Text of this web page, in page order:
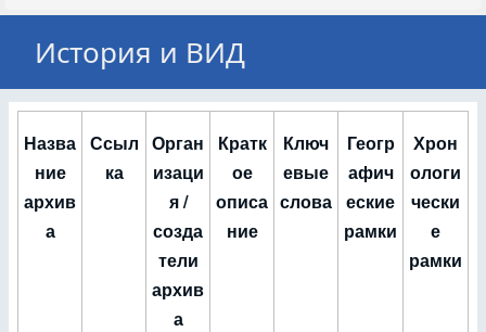
История и ВИД
Назва
ние
архив
а
Ссыл
ка
Орган
изаци
я /
созда
тели
архив
а
Кратк
ое
описа
ние
Ключ
евые
слова
Геогр
афич
еские
рамки
Хрон
ологи
чески
е
рамки